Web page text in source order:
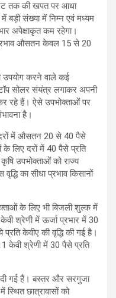
तक की खपत पर आधा
बड़ी संख्या में निम्न एवं मध्यम
अपेक्षाकृत कम रहेगा।
औसतन केवल 15 से 20
उपयोग करने वाले कई
सोलर संयंत्र लगाकर अपनी
रहे हैं। ऐसे उपभोक्ताओं पर
है।
में औसतन 20 से 40 पैसे
के लिए दरों में 40 पैसे प्रति
उपभोक्ताओं को राज्य
का सीधा प्रभाव किसानों
के लिए भी बिजली शुल्क में
श्रेणी में ऊर्जा प्रभार में 30
केवीए की वृद्धि की गई है।
केवी श्रेणी में 30 पैसे प्रति
दी गई हैं। बस्तर और सरगुजा
स्थित छात्रावासों को